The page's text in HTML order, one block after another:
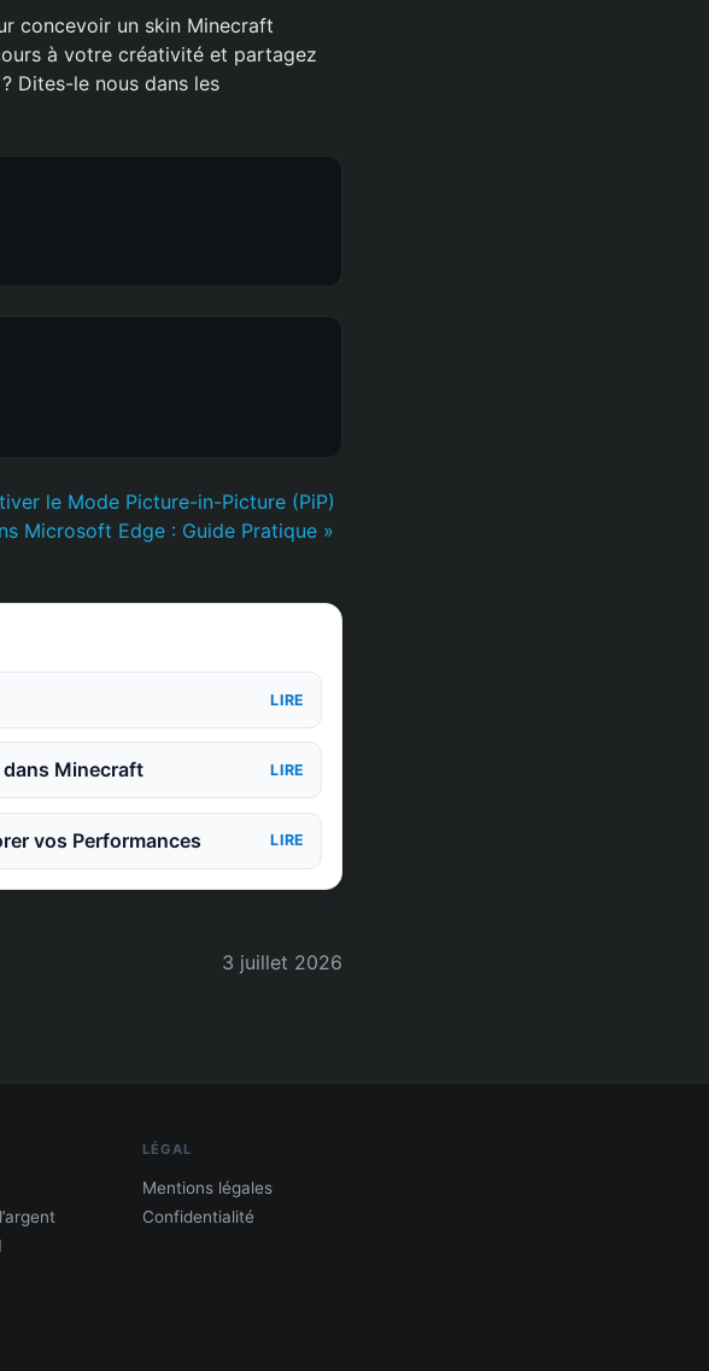
concevoir un skin Minecraft
à votre créativité et partagez
Dites-le nous dans les
le Mode Picture-in-Picture (PiP)
Microsoft Edge : Guide Pratique »
LIRE
Minecraft LIRE
vos Performances LIRE
3 juillet 2026
LÉGAL
Mentions légales
Confidentialité